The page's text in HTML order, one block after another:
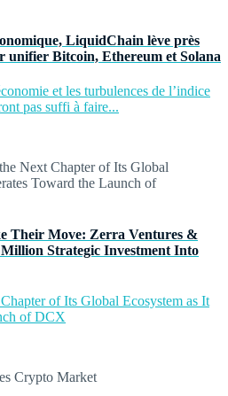
LiquidChain lève près
unifier Bitcoin, Ethereum et Solana
et les turbulences de l’indice
pas suffi à faire...
Their Move: Zerra Ventures &
Strategic Investment Into
of Its Global Ecosystem as It
of DCX